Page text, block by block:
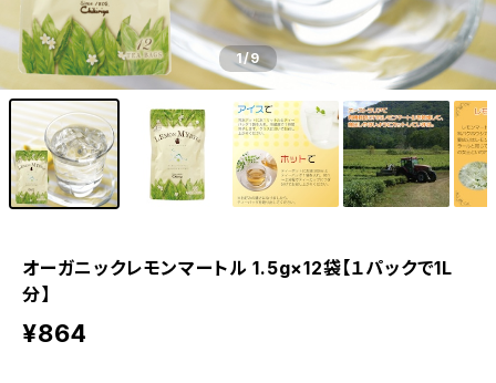
1/9
オーガニックレモンマートル 1.5g×12袋【１パックで1L
分】
¥864